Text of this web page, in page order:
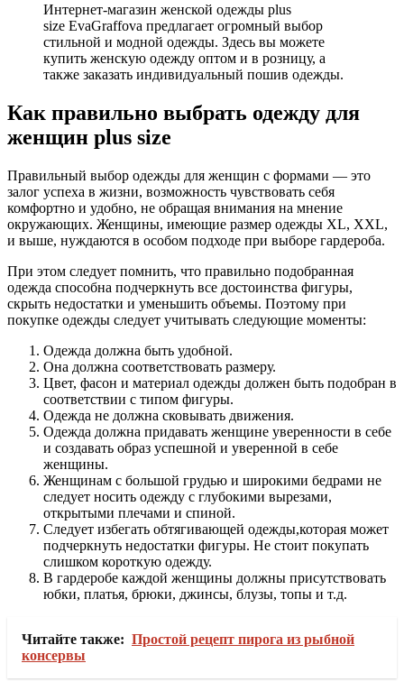
Интернет-магазин женской одежды plus
size EvaGraffova предлагает огромный выбор
стильной и модной одежды. Здесь вы можете
купить женскую одежду оптом и в розницу, а
также заказать индивидуальный пошив одежды.
Как правильно выбрать одежду для
женщин plus size
Правильный выбор одежды для женщин с формами — это
залог успеха в жизни, возможность чувствовать себя
комфортно и удобно, не обращая внимания на мнение
окружающих. Женщины, имеющие размер одежды XL, XXL,
и выше, нуждаются в особом подходе при выборе гардероба.
При этом следует помнить, что правильно подобранная
одежда способна подчеркнуть все достоинства фигуры,
скрыть недостатки и уменьшить объемы. Поэтому при
покупке одежды следует учитывать следующие моменты:
Одежда должна быть удобной.
Она должна соответствовать размеру.
Цвет, фасон и материал одежды должен быть подобран в
соответствии с типом фигуры.
Одежда не должна сковывать движения.
Одежда должна придавать женщине уверенности в себе
и создавать образ успешной и уверенной в себе
женщины.
Женщинам с большой грудью и широкими бедрами не
следует носить одежду с глубокими вырезами,
открытыми плечами и спиной.
Следует избегать обтягивающей одежды,которая может
подчеркнуть недостатки фигуры. Не стоит покупать
слишком короткую одежду.
В гардеробе каждой женщины должны присутствовать
юбки, платья, брюки, джинсы, блузы, топы и т.д.
Читайте также: Простой рецепт пирога из рыбной
консервы